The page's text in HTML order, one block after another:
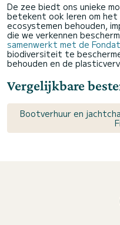
De zee biedt ons unieke
betekent ook leren om
ecosystemen behouden,
die we verkennen
samenwerkt met de
biodiversiteit te
behouden en de
Vergelijkbare
Bootverhuur en